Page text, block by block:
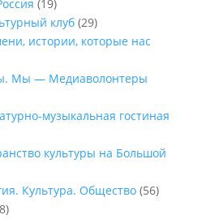
(19)
клуб(29)
истории, которые нас
Мы — Медиаволонтеры
музыкальная гостиная
культуры на Большой
Культура. Общество(56)